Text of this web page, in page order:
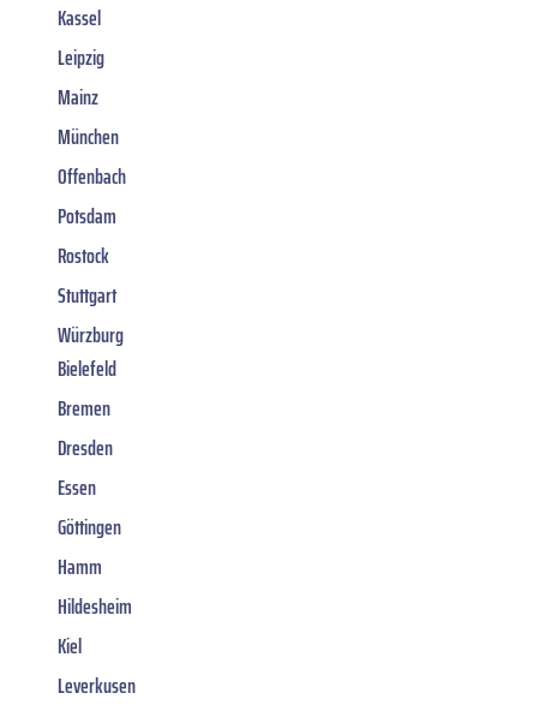
Kassel
Leipzig
Mainz
München
Offenbach
Potsdam
Rostock
Stuttgart
Würzburg
Bielefeld
Bremen
Dresden
Essen
Göttingen
Hamm
Hildesheim
Kiel
Leverkusen